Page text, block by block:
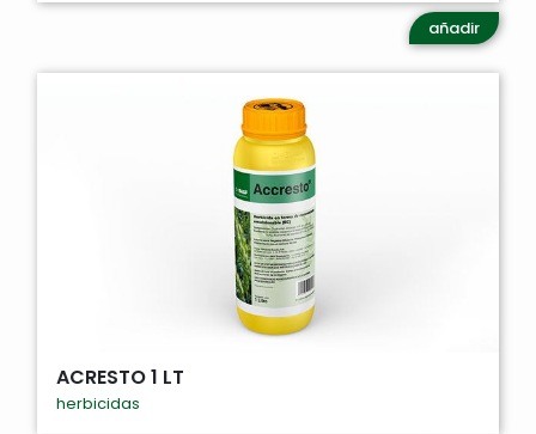
añadir
ACRESTO 1 LT
herbicidas